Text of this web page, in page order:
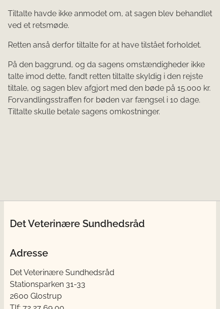
Tiltalte havde ikke anmodet om, at sagen blev behandlet
ved et retsmøde.
Retten anså derfor tiltalte for at have tilstået forholdet.
På den baggrund, og da sagens omstændigheder ikke
talte imod dette, fandt retten tiltalte skyldig i den rejste
tiltale, og sagen blev afgjort med den bøde på 15.000 kr.
Forvandlingsstraffen for bøden var fængsel i 10 dage.
Tiltalte skulle betale sagens omkostninger.
Det Veterinære Sundhedsråd
Adresse
Det Veterinære Sundhedsråd
Stationsparken 31-33
2600 Glostrup